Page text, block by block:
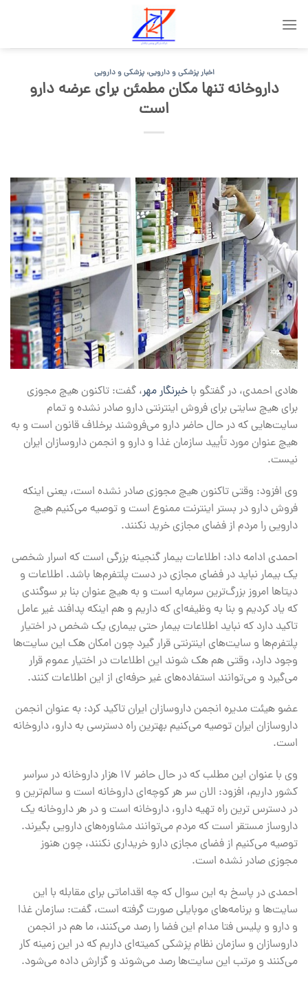
اخبار پزشکی و دارویی،پزشکی و دارویی
داروخانه تنها مکان مطمئن برای عرضه دارو
است
هادی احمدی، در گفتگو با خبرنگار مهر، گفت: تاکنون هیچ مجوزی
برای هیچ سایتی برای فروش اینترنتی دارو صادر نشده و تمام
سایت‌هایی که در حال حاضر دارو می‌فروشند برخلاف قانون است و به
هیچ عنوان مورد تأیید سازمان غذا و دارو و انجمن داروسازان ایران
نیست.
وی افزود: وقتی تاکنون هیچ مجوزی صادر نشده است، یعنی اینکه
فروش دارو در بستر اینترنت ممنوع است و توصیه می‌کنیم هیچ
دارویی را مردم از فضای مجازی خرید نکنند.
احمدی ادامه داد: اطلاعات بیمار گنجینه بزرگی است که اسرار شخصی
یک بیمار نباید در فضای مجازی در دست پلتفرم‌ها باشد. اطلاعات و
دیتاها امروز بزرگ‌ترین سرمایه است و به هیچ عنوان بنا بر سوگندی
که یاد کردیم و بنا به وظیفه‌ای که داریم و هم اینکه پدافند غیر عامل
تاکید دارد که نباید اطلاعات بیمار حتی بیماری یک شخص در اختیار
پلتفرم‌ها و سایت‌های اینترنتی قرار گیرد چون امکان هک این سایت‌ها
وجود دارد، وقتی هم هک شوند این اطلاعات در اختیار عموم قرار
می‌گیرد و می‌توانند استفاده‌های غیر حرفه‌ای از این اطلاعات کنند.
عضو هیئت مدیره انجمن داروسازان ایران تاکید کرد: به عنوان انجمن
داروسازان ایران توصیه می‌کنیم بهترین راه دسترسی به دارو، داروخانه
است.
وی با عنوان این مطلب که در حال حاضر ۱۷ هزار داروخانه در سراسر
کشور داریم، افزود: الان سر هر کوچه‌ای داروخانه است و سالم‌ترین و
در دسترس ترین راه تهیه دارو، داروخانه است و در هر داروخانه یک
داروساز مستقر است که مردم می‌توانند مشاوره‌های دارویی بگیرند.
توصیه می‌کنیم از فضای مجازی دارو خریداری نکنند، چون هنوز
مجوزی صادر نشده است.
احمدی در پاسخ به این سوال که چه اقداماتی برای مقابله با این
سایت‌ها و برنامه‌های موبایلی صورت گرفته است، گفت: سازمان غذا
و دارو و پلیس فتا مدام این فضا را رصد می‌کنند، ما هم در انجمن
داروسازان و سازمان نظام پزشکی کمیته‌ای داریم که در این زمینه کار
می‌کنند و مرتب این سایت‌ها رصد می‌شوند و گزارش داده می‌شود.